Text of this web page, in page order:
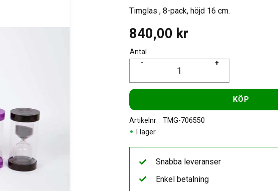
Timglas , 8-pack, höjd 16 cm.
840,00 kr
Antal
+
-
KÖP
I lager
Artikelnr TMG-706550
Snabba leveranser
Enkel betalning